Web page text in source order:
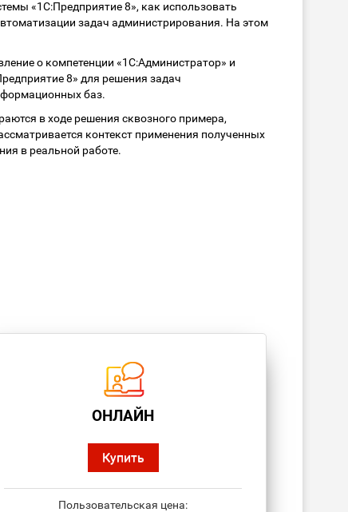
«1С:Предприятие 8», как использовать
задач администрирования. На этом
о компетенции «1С:Администратор» и
8» для решения задач
баз.
в ходе решения сквозного примера,
контекст применения полученных
в реальной работе.
ОНЛАЙН
Купить
Пользовательская цена: